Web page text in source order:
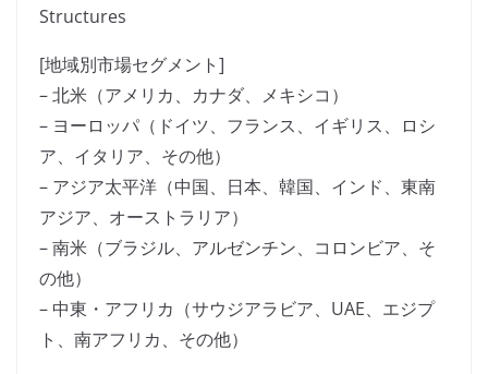
Structures
[地域別市場セグメント]
– 北米（アメリカ、カナダ、メキシコ）
– ヨーロッパ（ドイツ、フランス、イギリス、ロシ
ア、イタリア、その他）
– アジア太平洋（中国、日本、韓国、インド、東南
アジア、オーストラリア）
– 南米（ブラジル、アルゼンチン、コロンビア、そ
の他）
– 中東・アフリカ（サウジアラビア、UAE、エジプ
ト、南アフリカ、その他）